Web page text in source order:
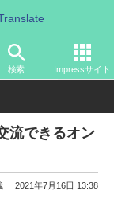
検索 Impressサイト
サイト
流できるオン
2021年7月16日 13:38